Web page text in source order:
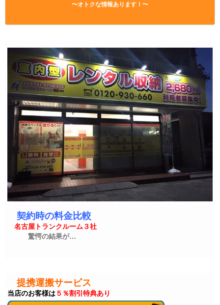
〜オトクな情報あります！〜
契約時の料金比較
名古屋トランクルーム３社
驚愕の結果が…
提携運搬サービス
当店のお客様は５％割引特典あり